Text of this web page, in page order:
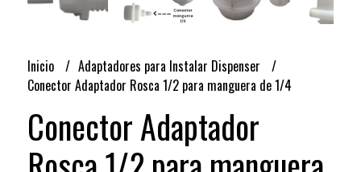
Inicio
Adaptadores para Instalar Dispenser
Conector Adaptador Rosca 1/2 para manguera de 1/4
Conector Adaptador